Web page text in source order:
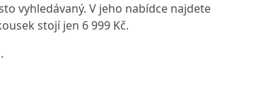
vyhledávaný. V jeho nabídce najdete
stojí jen 6 999 Kč.